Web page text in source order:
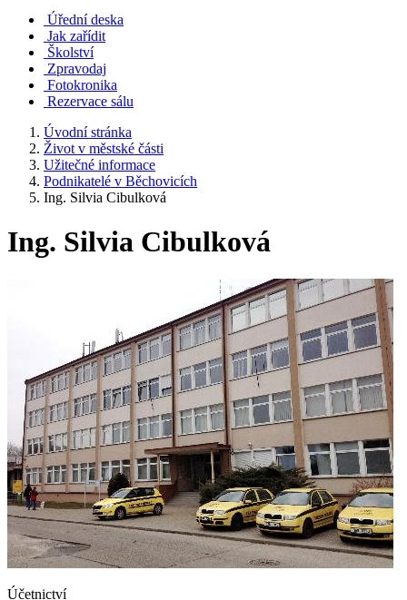
Úřední deska
Jak zařídit
Školství
Zpravodaj
Fotokronika
Rezervace sálu
Úvodní stránka
Život v městské části
Užitečné informace
Podnikatelé v Běchovicích
Ing. Silvia Cibulková
Ing. Silvia Cibulková
Účetnictví